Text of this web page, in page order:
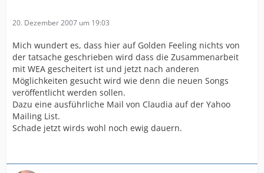
20. Dezember 2007 um 19:03
Mich wundert es, dass hier auf Golden Feeling nichts von
der tatsache geschrieben wird dass die Zusammenarbeit
mit WEA gescheitert ist und jetzt nach anderen
Möglichkeiten gesucht wird wie denn die neuen Songs
veröffentlicht werden sollen.
Dazu eine ausführliche Mail von Claudia auf der Yahoo
Mailing List.
Schade jetzt wirds wohl noch ewig dauern.